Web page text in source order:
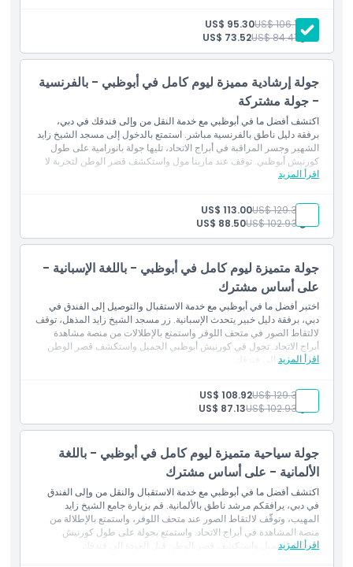
ما يجب معرفته
سياسة الإلغاء
خدمة التوصيل من وإلى الفندق
مرشد سياحي مباشر
تذكرة دخول إلى مسجد الشيخ زايد
زيارة منصة المراقبة في أبراج الاتحاد
توقف لالتقاط الصور عند متحف اللوفر
مياه غير محدودة
عباية للسيدات لزيارة المسجد
بالغ: US$ 106.19
US$ 95.30
طفل: US$ 84.41
US$ 73.52
جولة إرشادية مميزة ليوم كامل في أبوظبي - بالفرنسية
- جولة مشتركة
اكتشف أفضل ما في أبوظبي مع خدمة النقل من وإلى فندقك في دبي،
برفقة دليل ناطق بالفرنسية مباشر. استمتع بالدخول إلى مسجد الشيخ زايد
الشهير وجسر المراقبة في أبراج الاتحاد، تليها جولة بانورامية على طول
كورنيش أبوظبي. توقف عند مارينا مول واستكشف قصر الوطن لتجربة لا
تُنسى.
اقرأ المزيد
خدمة النقل من وإلى الفندق
دليل سياحي مباشر
تذكرة دخول مسجد الشيخ زايد
زيارة جسر المراقبة في أبراج الاتحاد
تذكرة دخول إلى القصر الرئاسي قصر الوطن
وقفة لالتقاط الصور عند متحف اللوفر
مياه غير محدودة
عباية للسيدات لزيارة المسجد
بالغ: US$ 129.34
US$ 113.00
طفل:US$ 102.93
US$ 88.50
جولة متميزة ليوم كامل في أبوظبي - باللغة الإسبانية -
على أساس مشترك
اختبر أفضل ما في أبوظبي مع خدمة الاستقبال والتوصيل إلى الفندق في
دبي، برفقة دليل خبير يتحدث الإسبانية. زر مسجد الشيخ زايد المذهل، توقف
لالتقاط الصور في متحف اللوفر واستمتع بالإطلالات من منصة مشاهدة
أبراج الاتحاد. تجول في كورنيش أبوظبي الجميل واستكشف قصر الوطن
قبل العودة إلى فندقك.
اقرأ المزيد
خدمة الاستقبال والتوصيل إلى الفندق
مرشد سياحي مباشر
تذكرة دخول إلى مسجد الشيخ زايد
زيارة منصة مشاهدة أبراج الاتحاد
توقف للتصوير في متحف اللوفر
مياه غير محدودة
عباءة للنساء لزيارة المسجد
بالغ: US$ 129.34
US$ 108.92
طفل:US$ 102.93
US$ 87.13
جولة سياحية متميزة ليوم كامل في أبوظبي - باللغة
الألمانية - على أساس مشترك
اكتشف أفضل ما في أبوظبي مع خدمة الاستقبال والنقل من وإلى الفندق
في دبي، يرافقكم مرشد ناطق بالألمانية. قم بزيارة جامع الشيخ زايد
المهيب، وتوقّف لالتقاط الصور عند متحف اللوفر، واستمتع بالإطلالة من
منصة المشاهدة في أبراج الاتحاد. واستمتع بجولة على طول كورنيش
أبوظبي الجميل واستكشف قصر الوطن قبل العودة إلى فندقك.
اقرأ المزيد